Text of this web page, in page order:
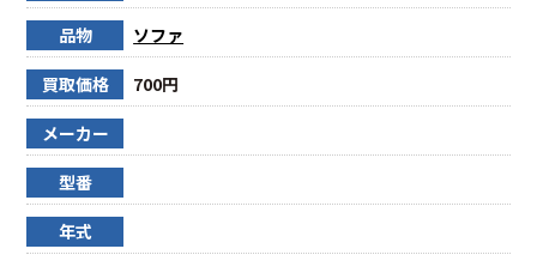
品物 ソファ
買取価格 700円
メーカー
型番
年式